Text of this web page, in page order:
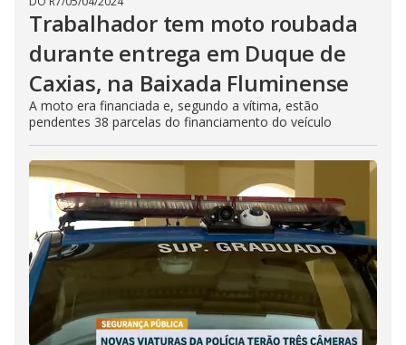
Trabalhador tem moto roubada
durante entrega em Duque de
Caxias, na Baixada Fluminense
A moto era financiada e, segundo a vítima, estão
pendentes 38 parcelas do financiamento do veículo